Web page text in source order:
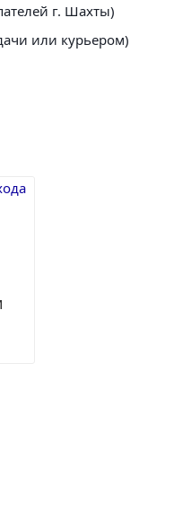
г. Шахты)
или курьером)